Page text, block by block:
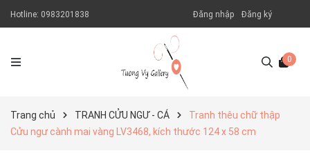
Hotline: 0983201838 Đăng nhập Đăng ký
0
Trang chủ TRANH CỬU NGƯ - CÁ
Tranh thêu chữ thập
Cửu ngư cành mai vàng LV3468, kích thước 124 x 58 cm